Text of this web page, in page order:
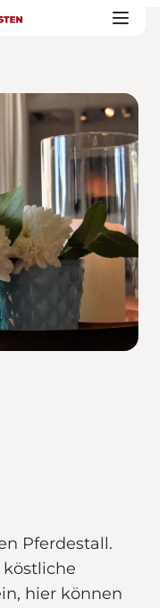
Pferdestall.
köstliche
hier können